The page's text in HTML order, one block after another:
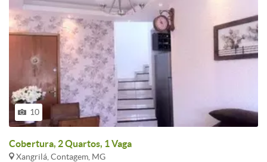
10
Cobertura, 2 Quartos, 1 Vaga
Xangrilá, Contagem, MG